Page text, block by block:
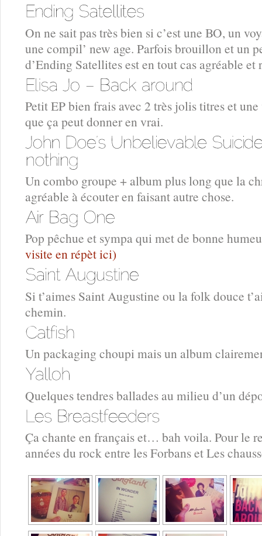
On ne sait pas très bien si c’est une BO, un
une compil’ new age. Parfois brouillon et un
d’Ending Satellites est en tout cas agréable et
Petit EP bien frais avec 2 très jolis titres et
que ça peut donner en vrai.
Un combo groupe + album plus long que la
agréable à écouter en faisant autre chose.
Pop pêchue et sympa qui met de bonne
visite en répèt ici)
Si t’aimes Saint Augustine ou la folk douce
chemin.
Un packaging choupi mais un album
Quelques tendres ballades au milieu d’un
Ça chante en français et… bah voila. Pour le
années du rock entre les Forbans et Les